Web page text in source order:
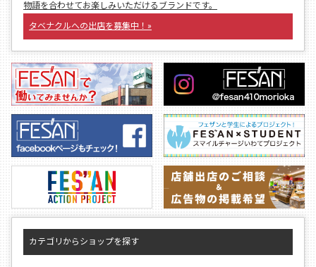
物語を合わせてお楽しみいただけるブランドです。
タベナクルへの出店を募集中！»
カテゴリからショップを探す